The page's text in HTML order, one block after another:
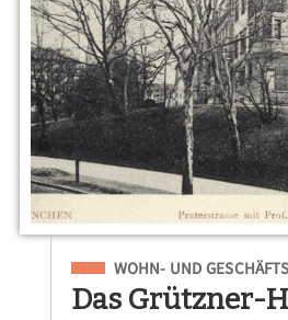
Eingeordnet unter
WOHN- UND
Das Grützner-